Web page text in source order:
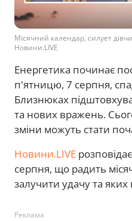
Місячний календар, силует
Новини.LIVE
Енергетика починає
п'ятницю, 7 серпня,
Близнюках
та нових вражень.
зміни можуть стати
Новини.LIVE
серпня, що радить
залучити удачу та
Реклама